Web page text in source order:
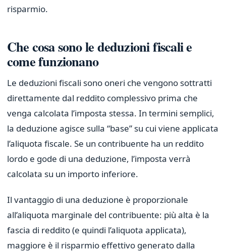
risparmio.
Che cosa sono le deduzioni fiscali e
come funzionano
Le deduzioni fiscali sono oneri che vengono sottratti
direttamente dal reddito complessivo prima che
venga calcolata l’imposta stessa. In termini semplici,
la deduzione agisce sulla “base” su cui viene applicata
l’aliquota fiscale. Se un contribuente ha un reddito
lordo e gode di una deduzione, l’imposta verrà
calcolata su un importo inferiore.
Il vantaggio di una deduzione è proporzionale
all’aliquota marginale del contribuente: più alta è la
fascia di reddito (e quindi l’aliquota applicata),
maggiore è il risparmio effettivo generato dalla